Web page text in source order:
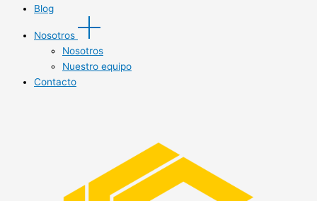
Blog
Nosotros
Nosotros
Nuestro equipo
Contacto